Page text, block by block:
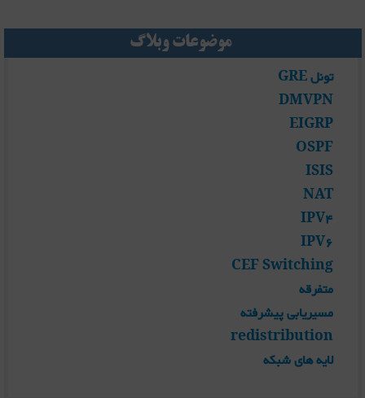
موضوعات وبلاگ
تونل GRE
DMVPN
EIGRP
OSPF
ISIS
NAT
IPV4
IPV6
CEF Switching
متفرقه
مسیریابی پیشرفته
redistribution
لایه های شبکه